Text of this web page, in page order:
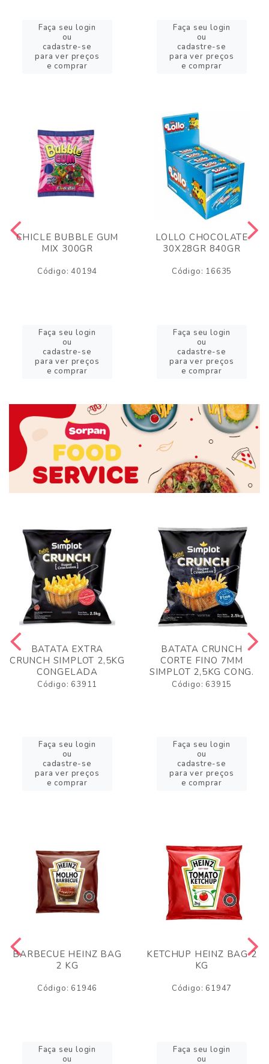
Faça seu login
ou
cadastre-se
para ver preços
e comprar
Faça seu login
ou
cadastre-se
para ver preços
e comprar
CHICLE BUBBLE GUM
MIX 300GR
Código: 40194
Faça seu login
ou
cadastre-se
para ver preços
e comprar
LOLLO CHOCOLATE
30X28GR 840GR
Código: 16635
Faça seu login
ou
cadastre-se
para ver preços
e comprar
BATATA EXTRA
CRUNCH SIMPLOT 2,5KG
CONGELADA
Código: 63911
Faça seu login
ou
cadastre-se
para ver preços
e comprar
BATATA CRUNCH
CORTE FINO 7MM
SIMPLOT 2,5KG CONG.
Código: 63915
Faça seu login
ou
cadastre-se
para ver preços
e comprar
BARBECUE HEINZ BAG
2 KG
Código: 61946
Faça seu login
ou
KETCHUP HEINZ BAG 2
KG
Código: 61947
Faça seu login
ou